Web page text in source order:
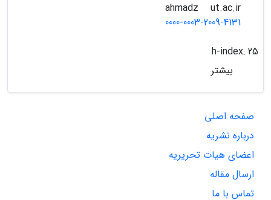
ut.ac.ir
0000-0003-2009-4131
h-index: 25
بیشتر
صفحه اصلی
درباره نشریه
اعضای هیات تحریریه
ارسال مقاله
تماس با ما